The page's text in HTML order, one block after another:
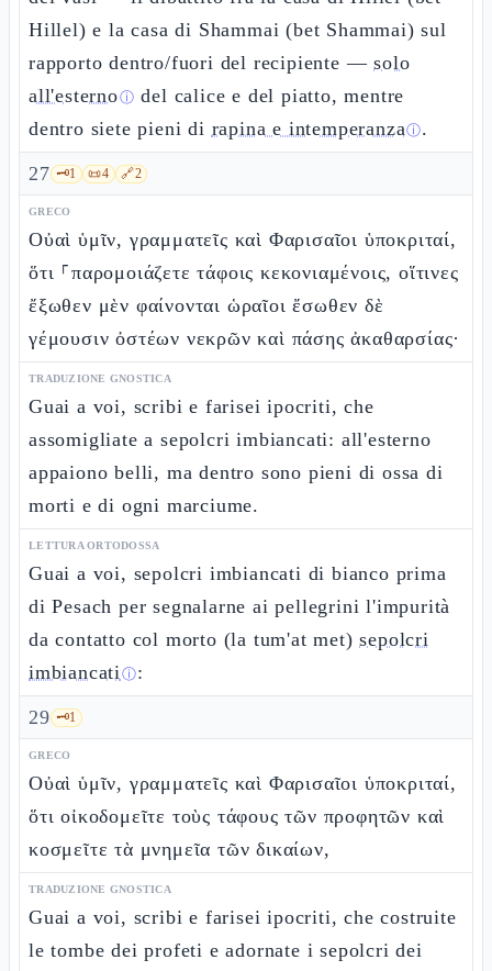
Hillel) e la casa di Shammai (bet Shammai) sul
rapporto dentro/fuori del recipiente —solo
all'esternoⓘ del calice e del piatto, mentre
dentro siete pieni di rapina e intemperanzaⓘ.
27 🗝️1 📜4 🔗2
GRECO
Οὐαὶ ὑμῖν, γραμματεῖς καὶ Φαρισαῖοι ὑποκριταί,
ὅτι ⸀παρομοιάζετε τάφοις κεκονιαμένοις, οἵτινες
ἔξωθεν μὲν φαίνονται ὡραῖοι ἔσωθεν δὲ
γέμουσιν ὀστέων νεκρῶν καὶ πάσης ἀκαθαρσίας·
TRADUZIONE GNOSTICA
Guai a voi, scribi e farisei ipocriti, che
assomigliate a sepolcri imbiancati: all'esterno
appaiono belli, ma dentro sono pieni di ossa di
morti e di ogni marciume.
LETTURA ORTODOSSA
Guai a voi, sepolcri imbiancati di bianco prima
di Pesach per segnalarne ai pellegrini l'impurità
da contatto col morto (la tum'at met)sepolcri
imbiancatiⓘ:
29 🗝️1
GRECO
Οὐαὶ ὑμῖν, γραμματεῖς καὶ Φαρισαῖοι ὑποκριταί,
ὅτι οἰκοδομεῖτε τοὺς τάφους τῶν προφητῶν καὶ
κοσμεῖτε τὰ μνημεῖα τῶν δικαίων,
TRADUZIONE GNOSTICA
Guai a voi, scribi e farisei ipocriti, che costruite
le tombe dei profeti e adornate i sepolcri dei